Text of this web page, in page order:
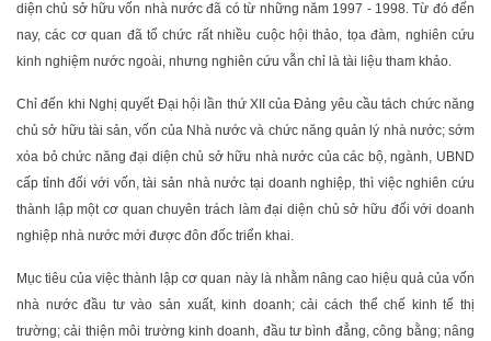
diện chủ sở hữu vốn nhà nước đã có từ những năm 1997 - 1998. Từ đó đến
nay, các cơ quan đã tổ chức rất nhiều cuộc hội thảo, tọa đàm, nghiên cứu
kinh nghiệm nước ngoài, nhưng nghiên cứu vẫn chỉ là tài liệu tham khảo.
Chỉ đến khi Nghị quyết Đại hội lần thứ XII của Đảng yêu cầu tách chức năng
chủ sở hữu tài sản, vốn của Nhà nước và chức năng quản lý nhà nước; sớm
xóa bỏ chức năng đại diện chủ sở hữu nhà nước của các bộ, ngành, UBND
cấp tỉnh đối với vốn, tài sản nhà nước tại doanh nghiệp, thì việc nghiên cứu
thành lập một cơ quan chuyên trách làm đại diện chủ sở hữu đối với doanh
nghiệp nhà nước mới được đôn đốc triển khai.
Mục tiêu của việc thành lập cơ quan này là nhằm nâng cao hiệu quả của vốn
nhà nước đầu tư vào sản xuất, kinh doanh; cải cách thể chế kinh tế thị
trường; cải thiện môi trường kinh doanh, đầu tư bình đẳng, công bằng; nâng